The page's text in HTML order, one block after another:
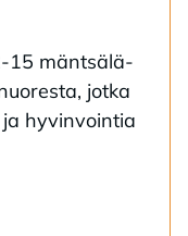
15 mänt­sä­lä­
jot­ka
hy­vin­voin­tia